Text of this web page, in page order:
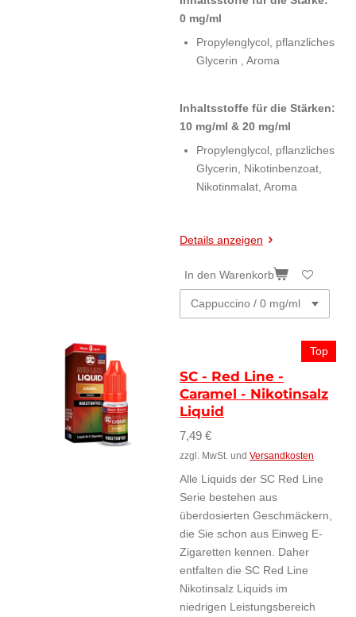
0 mg/ml
Propylenglycol, pflanzliches
Glycerin , Aroma
Inhaltsstoffe für die Stärken:
10 mg/ml & 20 mg/ml
Propylenglycol, pflanzliches
Glycerin, Nikotinbenzoat,
Nikotinmalat, Aroma
Details anzeigen
In den Warenkorb
Top
SC - Red Line -
Caramel - Nikotinsalz
Liquid
7,49 €
zzgl. MwSt. und Versandkosten
Alle Liquids der SC Red Line
Serie bestehen aus
überdosierten Geschmäckern,
die Sie schon aus Einweg E-
Zigaretten kennen. Daher
entfalten die SC Red Line
Nikotinsalz Liquids im
niedrigen Leistungsbereich